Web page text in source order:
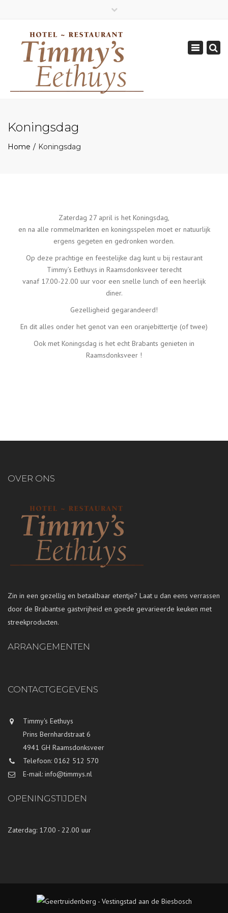
Geopend van Zaterdag: 17.00 - 22.00 uur
0162-512570
info@timmys.nl
Toggle
Koningsdag
Home Koningsdag
Zaterdag 27 april is het Koningsdag,
en na alle rommelmarkten en koningsspelen moet er natuurlijk
ergens gegeten en gedronken worden.
Op deze prachtige en feestelijke dag kunt u bij restaurant
Timmy’s Eethuys in Raamsdonksveer terecht
vanaf 17.00-22.00 uur voor een snelle lunch of een heerlijk
diner.
Gezelligheid gegarandeerd!
En dit alles onder het genot van een oranjebittertje (of twee)
Ook met Koningsdag is het echt Brabants genieten in
Raamsdonksveer !
OVER ONS
Zin in een gezellig en betaalbaar etentje? Laat u dan eens verrassen
door de Brabantse gastvrijheid en goede gevarieerde keuken met
streekproducten.
ARRANGEMENTEN
CONTACTGEGEVENS
Timmy's Eethuys
Prins Bernhardstraat 6
4941 GH Raamsdonksveer
Telefoon: 0162 512 570
E-mail: info@timmys.nl
OPENINGSTIJDEN
Zaterdag: 17.00 - 22.00 uur